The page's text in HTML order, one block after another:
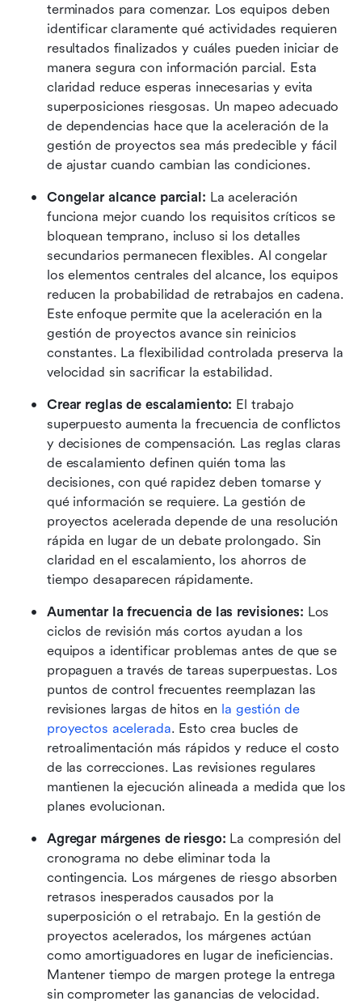
terminados para comenzar. Los equipos deben
identificar claramente qué actividades requieren
resultados finalizados y cuáles pueden iniciar de
manera segura con información parcial. Esta
claridad reduce esperas innecesarias y evita
superposiciones riesgosas. Un mapeo adecuado
de dependencias hace que la aceleración de la
gestión de proyectos sea más predecible y fácil
de ajustar cuando cambian las condiciones.
Congelar alcance parcial: La aceleración
funciona mejor cuando los requisitos críticos se
bloquean temprano, incluso si los detalles
secundarios permanecen flexibles. Al congelar
los elementos centrales del alcance, los equipos
reducen la probabilidad de retrabajos en cadena.
Este enfoque permite que la aceleración en la
gestión de proyectos avance sin reinicios
constantes. La flexibilidad controlada preserva la
velocidad sin sacrificar la estabilidad.
Crear reglas de escalamiento: El trabajo
superpuesto aumenta la frecuencia de conflictos
y decisiones de compensación. Las reglas claras
de escalamiento definen quién toma las
decisiones, con qué rapidez deben tomarse y
qué información se requiere. La gestión de
proyectos acelerada depende de una resolución
rápida en lugar de un debate prolongado. Sin
claridad en el escalamiento, los ahorros de
tiempo desaparecen rápidamente.
Aumentar la frecuencia de las revisiones: Los
ciclos de revisión más cortos ayudan a los
equipos a identificar problemas antes de que se
propaguen a través de tareas superpuestas. Los
puntos de control frecuentes reemplazan las
revisiones largas de hitos en la gestión de
proyectos acelerada. Esto crea bucles de
retroalimentación más rápidos y reduce el costo
de las correcciones. Las revisiones regulares
mantienen la ejecución alineada a medida que los
planes evolucionan.
Agregar márgenes de riesgo: La compresión del
cronograma no debe eliminar toda la
contingencia. Los márgenes de riesgo absorben
retrasos inesperados causados por la
superposición o el retrabajo. En la gestión de
proyectos acelerados, los márgenes actúan
como amortiguadores en lugar de ineficiencias.
Mantener tiempo de margen protege la entrega
sin comprometer las ganancias de velocidad.